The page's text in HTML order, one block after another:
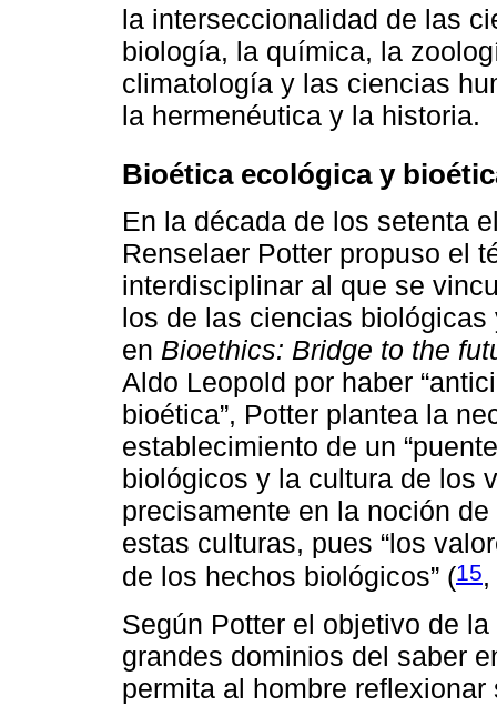
la interseccionalidad de las
biología, la química, la
climatología y las ciencias
la hermenéutica y la historia.
Bioética ecológica y
En la década de los setenta
Renselaer Potter propuso el
interdisciplinar al que se
los de las ciencias
en Bioethics: Bridge to the
Aldo Leopold por haber
bioética”, Potter plantea la
establecimiento de un
biológicos y la cultura de los
precisamente en la noción
estas culturas, pues “los
de los hechos biológicos” (15
Según Potter el objetivo de
grandes dominios del saber
permita al hombre